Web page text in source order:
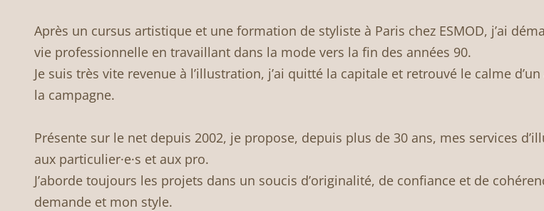
Après un cursus artistique et une formation de styliste à Paris chez ESMOD, j’ai
vie professionnelle en travaillant dans la mode vers la fin des années 90.
Je suis très vite revenue à l’illustration, j’ai quitté la capitale et retrouvé le calme
la campagne.
Présente sur le net depuis 2002, je propose, depuis plus de 30 ans, mes services
aux particulier·e·s et aux pro.
J’aborde toujours les projets dans un soucis d’originalité, de confiance et de
demande et mon style.